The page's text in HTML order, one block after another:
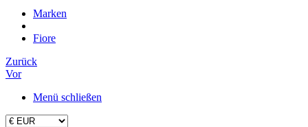
Marken
Fiore
Zurück
Vor
Menü schließen